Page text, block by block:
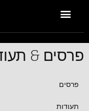
פרסים &
פרסים
תעודות